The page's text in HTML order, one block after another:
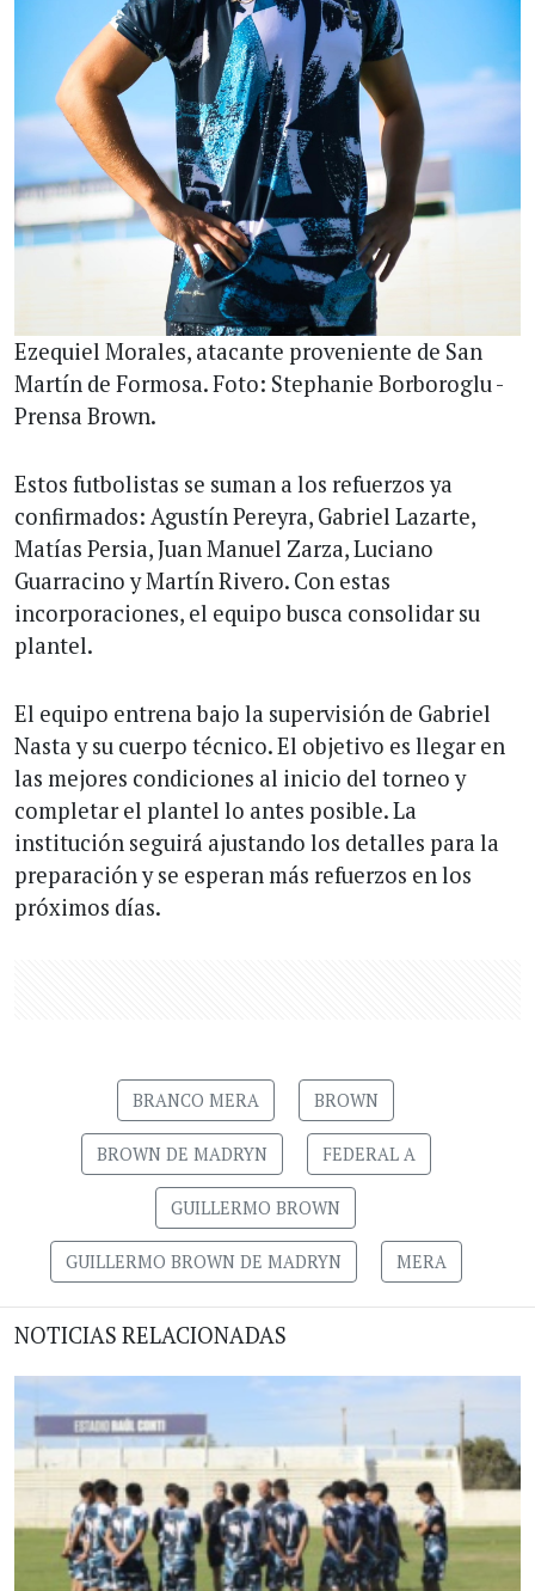
Ezequiel Morales, atacante proveniente de San
Martín de Formosa. Foto: Stephanie Borboroglu -
Prensa Brown.
Estos futbolistas se suman a los refuerzos ya
confirmados: Agustín Pereyra, Gabriel Lazarte,
Matías Persia, Juan Manuel Zarza, Luciano
Guarracino y Martín Rivero. Con estas
incorporaciones, el equipo busca consolidar su
plantel.
El equipo entrena bajo la supervisión de Gabriel
Nasta y su cuerpo técnico. El objetivo es llegar en
las mejores condiciones al inicio del torneo y
completar el plantel lo antes posible. La
institución seguirá ajustando los detalles para la
preparación y se esperan más refuerzos en los
próximos días.
BRANCO MERA BROWN
BROWN DE MADRYN FEDERAL A
GUILLERMO BROWN
GUILLERMO BROWN DE MADRYN MERA
NOTICIAS RELACIONADAS